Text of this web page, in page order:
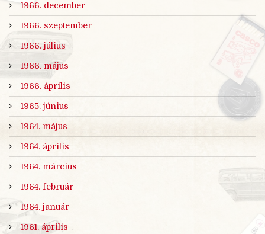
1966. december
1966. szeptember
1966. július
1966. május
1966. április
1965. június
1964. május
1964. április
1964. március
1964. február
1964. január
1961. április